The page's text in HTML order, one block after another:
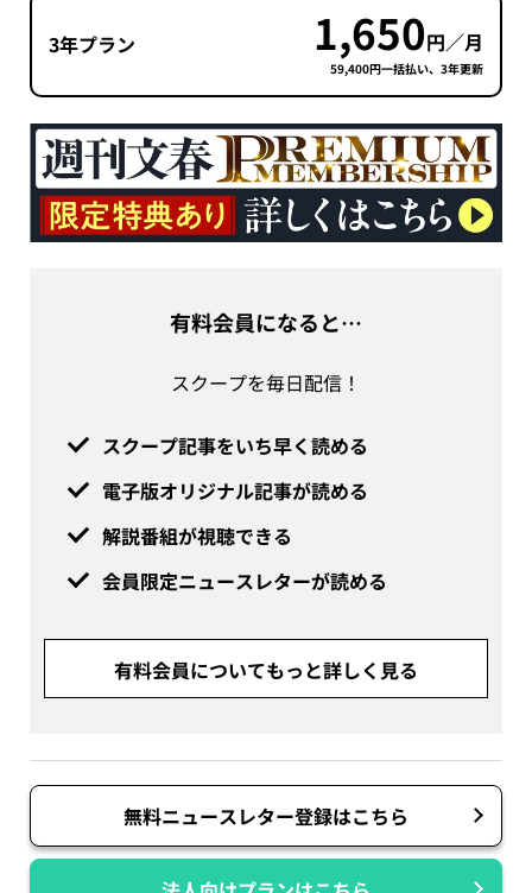
3年プラン 1,650円／月
59,400円一括払い、3年更新
有料会員になると…
スクープを毎日配信！
スクープ記事をいち早く読める
電子版オリジナル記事が読める
解説番組が視聴できる
会員限定ニュースレターが読める
有料会員についてもっと詳しく見る
無料ニュースレター登録はこちら